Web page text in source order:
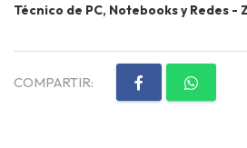
Técnico de PC, Notebooks y Redes -
COMPARTIR: